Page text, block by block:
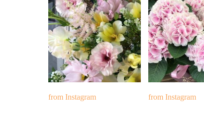
from Instagram from Instagram